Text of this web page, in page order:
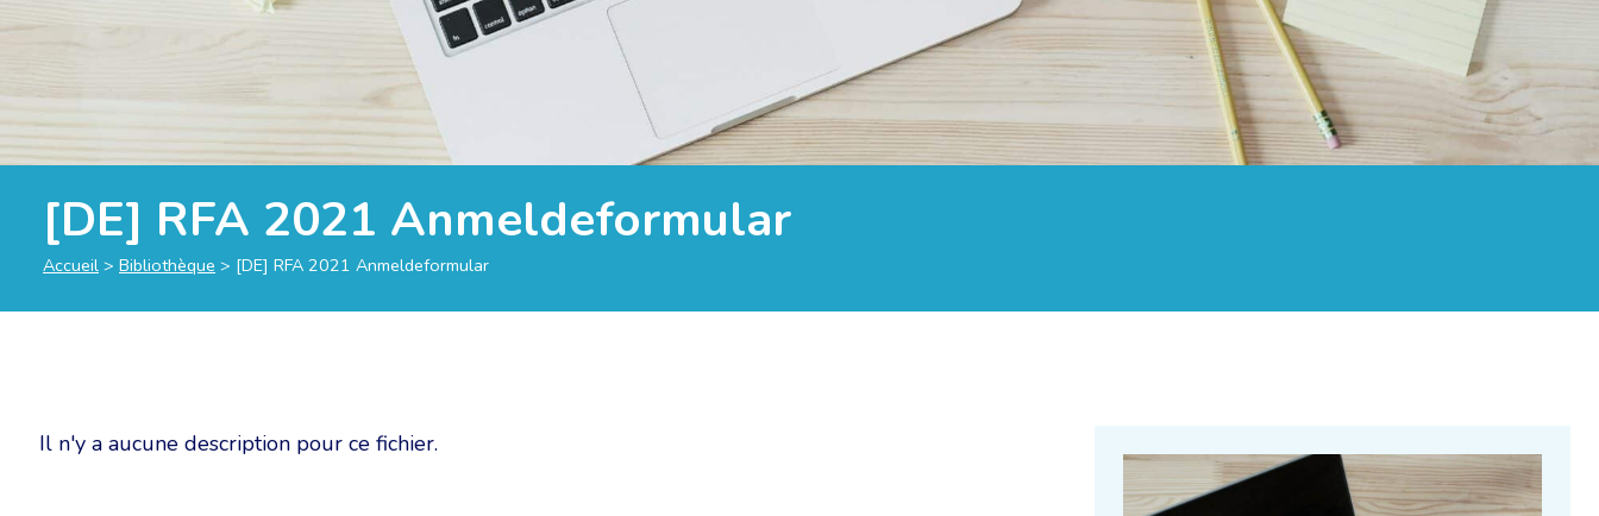
[DE] RFA 2021 Anmeldeformular
Accueil > Bibliothèque > [DE] RFA 2021 Anmeldeformular
Il n'y a aucune description pour ce fichier.